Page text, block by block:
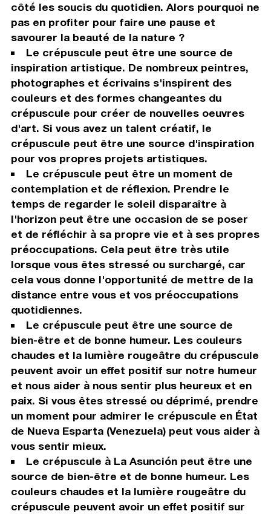
côté les soucis du quotidien. Alors pourquoi ne
pas en profiter pour faire une pause et
savourer la beauté de la nature ?
Le crépuscule peut être une source de
inspiration artistique. De nombreux peintres,
photographes et écrivains s'inspirent des
couleurs et des formes changeantes du
crépuscule pour créer de nouvelles oeuvres
d'art. Si vous avez un talent créatif, le
crépuscule peut être une source d'inspiration
pour vos propres projets artistiques.
Le crépuscule peut être un moment de
contemplation et de réflexion. Prendre le
temps de regarder le soleil disparaître à
l'horizon peut être une occasion de se poser
et de réfléchir à sa propre vie et à ses propres
préoccupations. Cela peut être très utile
lorsque vous êtes stressé ou surchargé, car
cela vous donne l'opportunité de mettre de la
distance entre vous et vos préoccupations
quotidiennes.
Le crépuscule peut être une source de
bien-être et de bonne humeur. Les couleurs
chaudes et la lumière rougeâtre du crépuscule
peuvent avoir un effet positif sur notre humeur
et nous aider à nous sentir plus heureux et en
paix. Si vous êtes stressé ou déprimé, prendre
un moment pour admirer le crépuscule en État
de Nueva Esparta (Venezuela) peut vous aider à
vous sentir mieux.
Le crépuscule à La Asunción peut être une
source de bien-être et de bonne humeur. Les
couleurs chaudes et la lumière rougeâtre du
crépuscule peuvent avoir un effet positif sur